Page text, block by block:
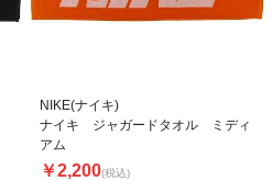
NIKE(ナイキ)
ナイキ ジャガードタオル ミディ
アム
￥2,200(税込)